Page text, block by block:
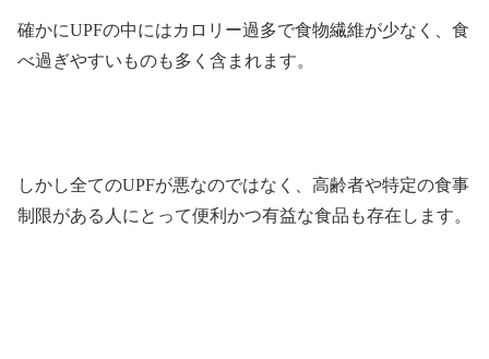
確かにUPFの中にはカロリー過多で食物繊維が少なく、食
べ過ぎやすいものも多く含まれます。
しかし全てのUPFが悪なのではなく、高齢者や特定の食事
制限がある人にとって便利かつ有益な食品も存在します。